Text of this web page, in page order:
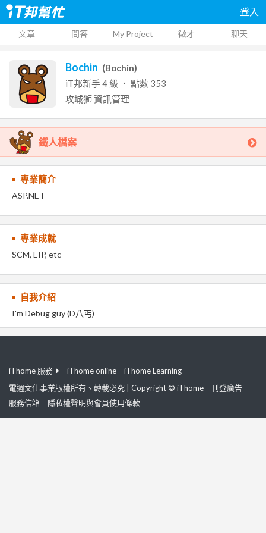
登入
文章 問答 My Project 徵才 聊天
Bochin (Bochin)
iT邦新手4 級 ‧ 點數 353
攻城獅資訊管理
鐵人檔案
專業簡介
ASP.NET
專業成就
SCM, EIP, etc
自我介紹
I'm Debug guy (D八丐)
iThome 服務 iThome online
iThome Learning
電週文化事業版權所有、轉載必究 | Copyright © iThome
刊登廣告
服務信箱
隱私權聲明與會員使用條款